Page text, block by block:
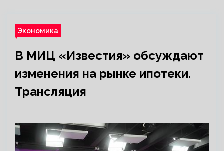
Экономика
В МИЦ «Известия» обсуждают
изменения на рынке ипотеки.
Трансляция